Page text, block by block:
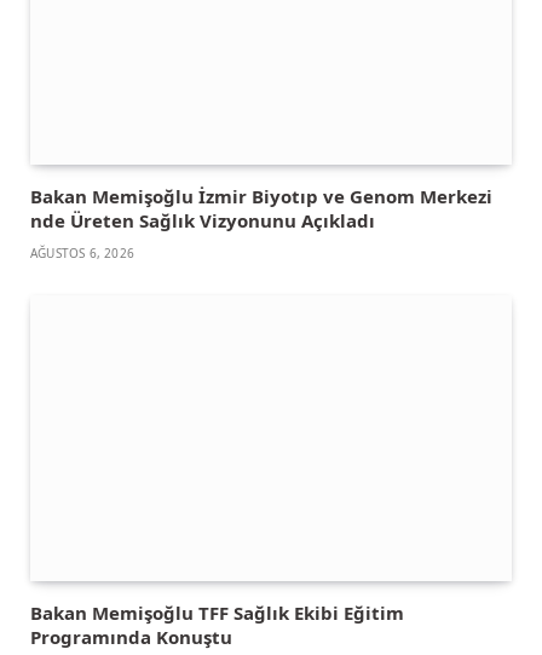
Bakan Memişoğlu İzmir Biyotıp ve Genom Merkezi
nde Üreten Sağlık Vizyonunu Açıkladı
AĞUSTOS 6, 2026
Bakan Memişoğlu TFF Sağlık Ekibi Eğitim
Programında Konuştu